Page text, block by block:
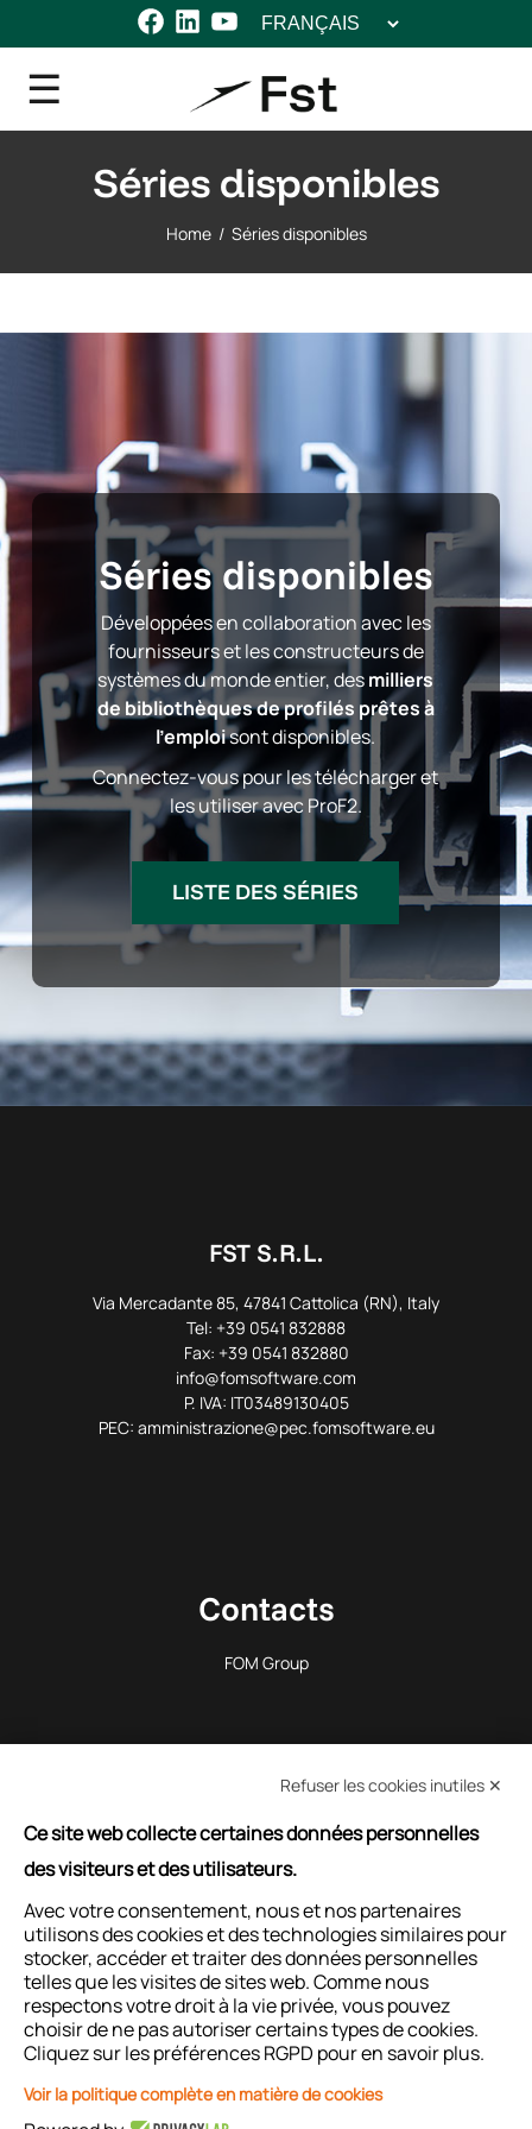
Facebook
LinkedIn
YouTube
Choisir
Séries disponibles
Home/ Séries disponibles
Séries disponibles
Développées en collaboration avec les
fournisseurset les constructeurs de
systèmes du monde entier, desmilliers
de bibliothèques de profilés prêtes à
l’emploisont disponibles.
Connectez-vous pour les télécharger et
les utiliser avec ProF2.
LISTE DES SÉRIES
FST S.R.L.
Via Mercadante 85, 47841 Cattolica (RN), Italy
Tel: +39 0541 832888
Fax: +39 0541 832880
info@fomsoftware.com
P. IVA: IT03489130405
PEC: amministrazione@pec.fomsoftware.eu
Contacts
FOM Group
EN SAVOIR PLUS
DEMANDER DE L'AIDE
Refuser les cookies inutiles ✕
Ce site web collecte certaines données personnelles
des visiteurs et des utilisateurs.
Avec votre consentement, nous et nos partenaires
utilisons des cookies et des technologies similaires pour
stocker, accéder et traiter des données personnelles
telles que les visites de sites web. Comme nous
respectons votre droit à la vie privée, vous pouvez
choisir de ne pas autoriser certains types de cookies.
Cliquez sur les préférences RGPD pour en savoir plus.
Voir la politique complète en matière de cookies